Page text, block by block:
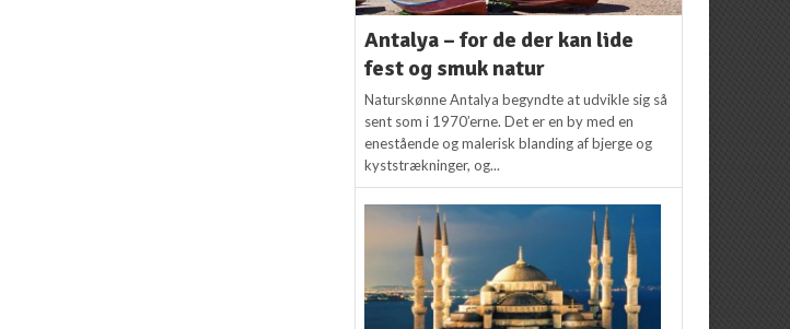
Antalya – for de der kan lide
fest og smuk natur
Naturskønne Antalya begyndte at udvikle sig så
sent som i 1970’erne. Det er en by med en
enestående og malerisk blanding af bjerge og
kyststrækninger, og...